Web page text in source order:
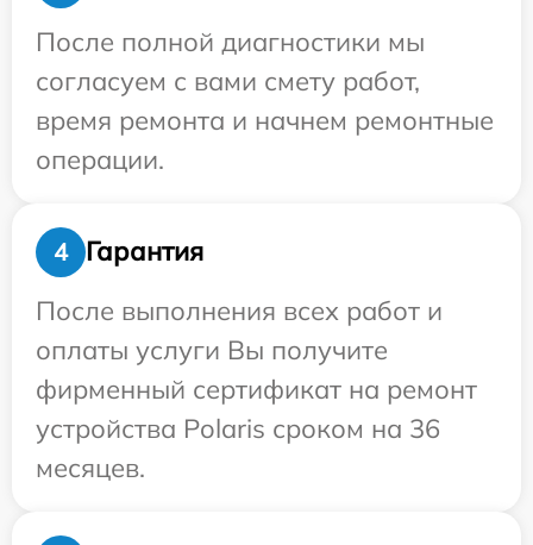
После полной диагностики мы
согласуем с вами смету работ,
время ремонта и начнем ремонтные
операции.
4
Гарантия
После выполнения всех работ и
оплаты услуги Вы получите
фирменный сертификат на ремонт
устройства Polaris сроком на 36
месяцев.